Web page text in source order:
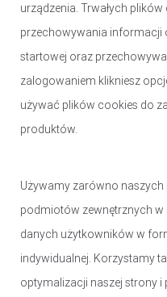
urządzenia. Trwałych
przechowywania informacji
startowej oraz
zalogowaniem klikniesz
używać plików cookies do
produktów.
Używamy zarówno
podmiotów zewnętrznych
danych użytkowników w
indywidualnej. Korzystamy
optymalizacji naszej strony i